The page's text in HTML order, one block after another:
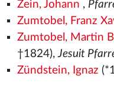
Zein, Johann ,
Zumtobel, Franz
Zumtobel, Martin
†1824),Jesuit
Zündstein, Ignaz